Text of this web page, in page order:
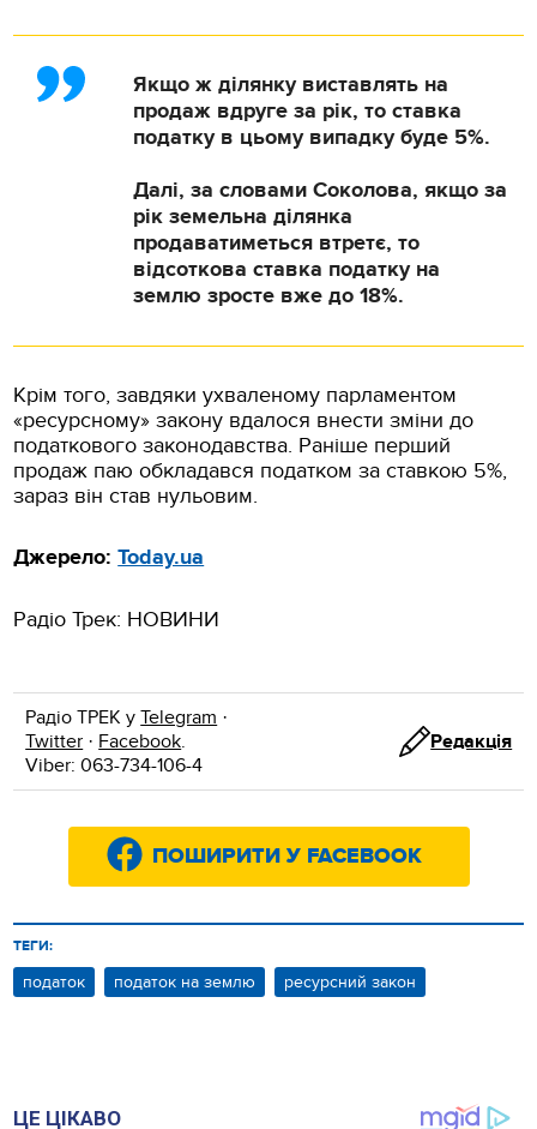
Якщо ж ділянку виставлять на
продаж вдруге за рік, то ставка
податку в цьому випадку буде 5%.
Далі, за словами Соколова, якщо за
рік земельна ділянка
продаватиметься втретє, то
відсоткова ставка податку на
землю зросте вже до 18%.
Крім того, завдяки ухваленому парламентом
«ресурсному» закону вдалося внести зміни до
податкового законодавства. Раніше перший
продаж паю обкладався податком за ставкою 5%,
зараз він став нульовим.
Джерело:Today.ua
Радіо Трек: НОВИНИ
Радіо ТРЕК уTelegram ·
Twitter · Facebook.
Viber: 063-734-106-4
Редакція
ПОШИРИТИ У FACEBOOK
ТЕГИ:
податок податок на землю ресурсний закон
ЦЕ ЦІКАВО